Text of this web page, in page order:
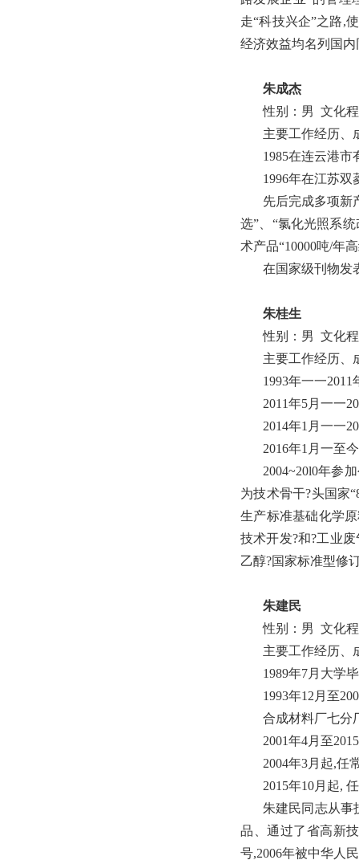
走“科技兴企”之路,
经济效益均名列国
朱成杰
性别：男 文化
主要工作经历、
1985在连云港
1996年在江苏
先后完成多项新
选”、“氯化光照系
术产品“10000吨/年
在国家级刊物发
朱桂生
性别：男 文化
主要工作经历、
1993年一一
2011年5月一一
2014年1月一一
2016年1月一至
2004~20l0年参
为技术骨干?头国家
生产标准基础化学
技术开发?和?工业
乙醇?国家标
朱建民
性别：男 文化
主要工作经历、
1989年7月大学
1993年12月至
合成材料厂七分
2001年4月至
2004年3月起,任
2015年10月起,
朱建民同志从事
品、通过了省高新
号,2006年被中华人